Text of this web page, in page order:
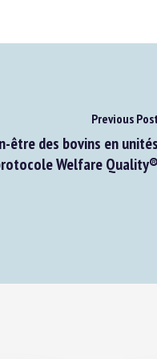
Previous Post
des bovins en unités
Welfare Quality®